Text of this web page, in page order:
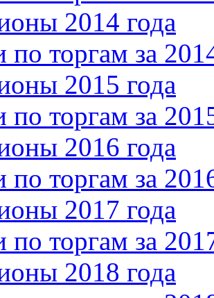
2014 года
по торгам за
2015 года
по торгам за
2016 года
по торгам за
2017 года
по торгам за
2018 года